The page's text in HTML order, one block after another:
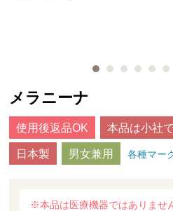
メラニーナ
使用後返品OK 本品は小社
日本製 男女兼用 各種マー
※本品は医療機器ではありませ